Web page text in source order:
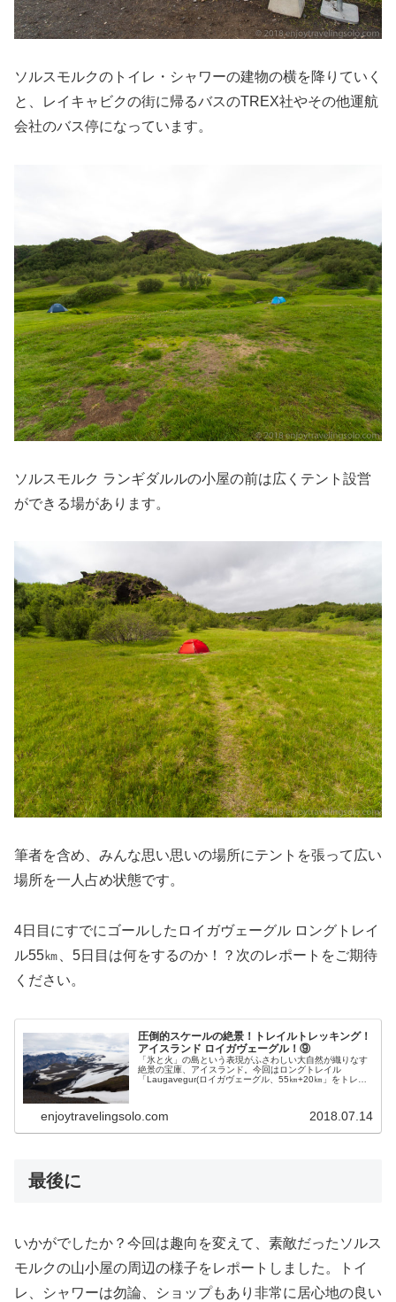
ソルスモルクのトイレ・シャワーの建物の横を降りていく
と、レイキャビクの街に帰るバスのTREX社やその他運航
会社のバス停になっています。
ソルスモルク ランギダルルの小屋の前は広くテント設営
ができる場があります。
筆者を含め、みんな思い思いの場所にテントを張って広い
場所を一人占め状態です。
4日目にすでにゴールしたロイガヴェーグル ロングトレイ
ル55㎞、5日目は何をするのか！？次のレポートをご期待
ください。
圧倒的スケールの絶景！トレイルトレッキング！
アイスランド ロイガヴェーグル！⑨
「氷と火」の島という表現がふさわしい大自然が織りなす
絶景の宝庫、アイスランド。今回はロングトレイル
「Laugavegur(ロイガヴェーグル、55㎞+20㎞」をトレッ
enjoytravelingsolo.com 2018.07.14
最後に
いかがでしたか？今回は趣向を変えて、素敵だったソルス
モルクの山小屋の周辺の様子をレポートしました。トイ
レ、シャワーは勿論、ショップもあり非常に居心地の良い